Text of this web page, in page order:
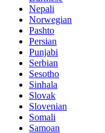
Nepali
Norwegian
Pashto
Persian
Punjabi
Serbian
Sesotho
Sinhala
Slovak
Slovenian
Somali
Samoan